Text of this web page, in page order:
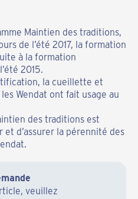
Maintien des traditions,
de l’été 2017, la formation
à la formation
2015.
la cueillette et
Wendat ont fait usage au
des traditions est
et d’assurer la pérennité des
veuillez